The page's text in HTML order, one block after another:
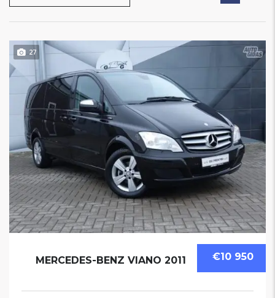
27
€10 950
MERCEDES-BENZ VIANO 2011